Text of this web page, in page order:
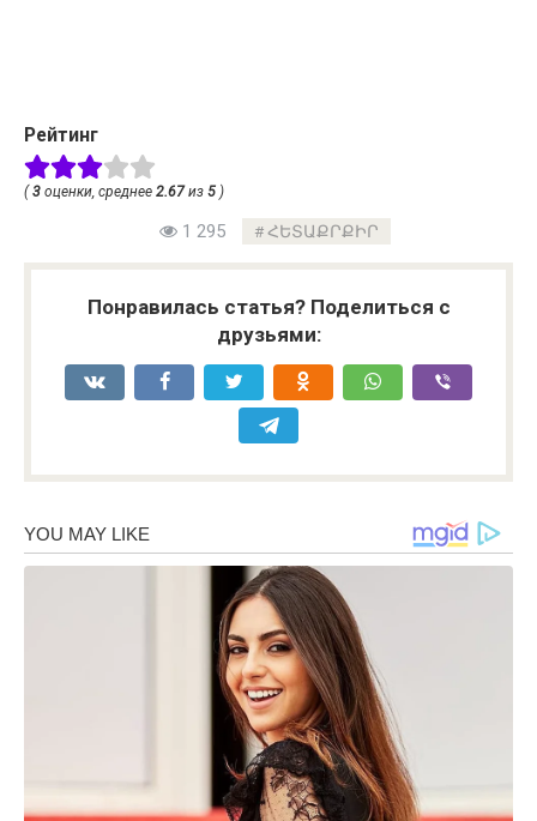
Рейтинг
( 3 оценки, среднее 2.67из 5 )
1 295 ՀԵՏԱՔՐՔԻՐ
Понравилась статья? Поделиться с
друзьями: